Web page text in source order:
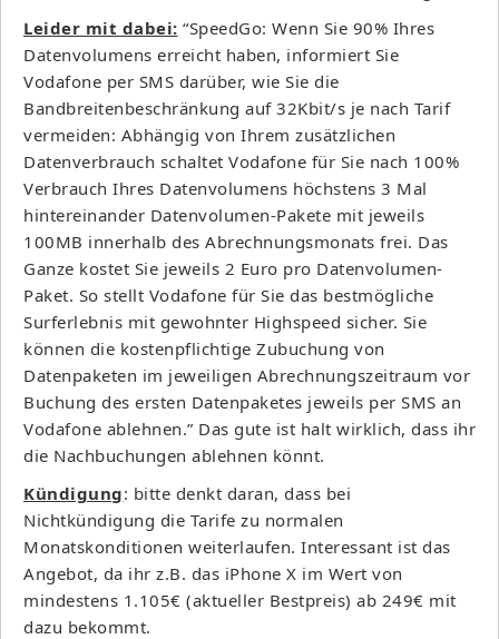
Leider mit dabei: “SpeedGo: Wenn Sie 90% Ihres
Datenvolumens erreicht haben, informiert Sie
Vodafone per SMS darüber, wie Sie die
Bandbreitenbeschränkung auf 32Kbit/s je nach Tarif
vermeiden: Abhängig von Ihrem zusätzlichen
Datenverbrauch schaltet Vodafone für Sie nach 100%
Verbrauch Ihres Datenvolumens höchstens 3 Mal
hintereinander Datenvolumen-Pakete mit jeweils
100MB innerhalb des Abrechnungsmonats frei. Das
Ganze kostet Sie jeweils 2 Euro pro Datenvolumen-
Paket. So stellt Vodafone für Sie das bestmögliche
Surferlebnis mit gewohnter Highspeed sicher. Sie
können die kostenpflichtige Zubuchung von
Datenpaketen im jeweiligen Abrechnungszeitraum vor
Buchung des ersten Datenpaketes jeweils per SMS an
Vodafone ablehnen.” Das gute ist halt wirklich, dass ihr
die Nachbuchungen ablehnen könnt.
Kündigung: bitte denkt daran, dass bei
Nichtkündigung die Tarife zu normalen
Monatskonditionen weiterlaufen. Interessant ist das
Angebot, da ihr z.B. das iPhone X im Wert von
mindestens 1.105€ (aktueller Bestpreis) ab 249€ mit
dazu bekommt.